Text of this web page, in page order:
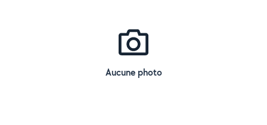
Aucune photo